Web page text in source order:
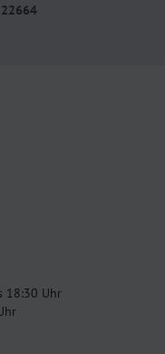
22664
18:30 Uhr